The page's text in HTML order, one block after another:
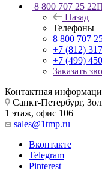
8 800 707 25 22
Назад
Телефоны
8 800 707
+7 (812)
+7 (499)
Заказать
Контактная
Санкт-Петербург,
1 этаж, офис 106
sales@1tmp.ru
Вконтакте
Telegram
Pinterest